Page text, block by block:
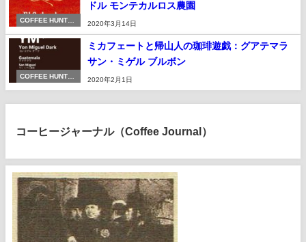
COFFEE HUNTER
ドル モンテカルロス農園
2020年3月14日
COFFEE HUNTER
ミカフェートと帰山人の珈琲遊戯：グアテマラ
サン・ミゲル ブルボン
2020年2月1日
コーヒージャーナル（Coffee Journal）